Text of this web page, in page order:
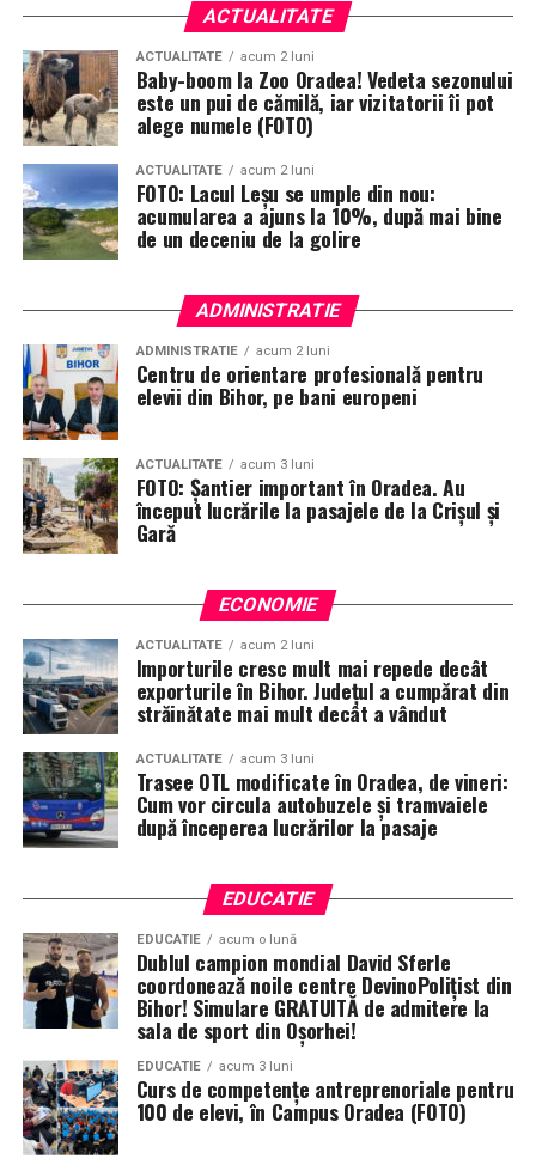
ACTUALITATE
ACTUALITATE acum 2 luni
Baby-boom la Zoo Oradea! Vedeta sezonului
este un pui de cămilă, iar vizitatorii îi pot
alege numele (FOTO)
ACTUALITATE acum 2 luni
FOTO: Lacul Leșu se umple din nou:
acumularea a ajuns la 10%, după mai bine
de un deceniu de la golire
ADMINISTRATIE
ADMINISTRATIE acum 2 luni
Centru de orientare profesională pentru
elevii din Bihor, pe bani europeni
ACTUALITATE acum 3 luni
FOTO: Șantier important în Oradea. Au
început lucrările la pasajele de la Crișul și
Gară
ECONOMIE
ACTUALITATE acum 2 luni
Importurile cresc mult mai repede decât
exporturile în Bihor. Județul a cumpărat din
străinătate mai mult decât a vândut
ACTUALITATE acum 3 luni
Trasee OTL modificate în Oradea, de vineri:
Cum vor circula autobuzele și tramvaiele
după începerea lucrărilor la pasaje
EDUCATIE
EDUCATIE acum o lună
Dublul campion mondial David Sferle
coordonează noile centre DevinoPolițist din
Bihor! Simulare GRATUITĂ de admitere la
sala de sport din Oșorhei!
EDUCATIE acum 3 luni
Curs de competențe antreprenoriale pentru
100 de elevi, în Campus Oradea (FOTO)